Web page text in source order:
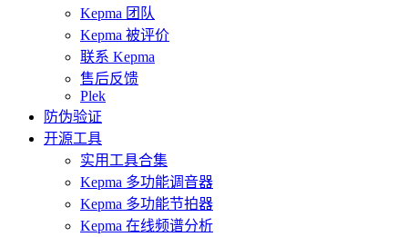
Kepma 团队
Kepma 被评价
联系 Kepma
售后反馈
Plek
防伪验证
开源工具
实用工具合集
Kepma 多功能调音器
Kepma 多功能节拍器
Kepma 在线频谱分析